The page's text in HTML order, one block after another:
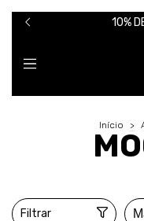
10%
Início >
Filtrar